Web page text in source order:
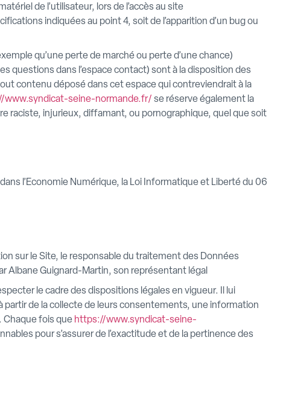
de l’utilisateur, lors de l’accès au site
indiquées au point 4, soit de l’apparition d’un bug ou
qu’une perte de marché ou perte d’une chance)
questions dans l’espace contact) sont à la disposition des
contenu déposé dans cet espace qui contreviendrait à la
www.syndicat-seine-normande.fr/ se réserve également la
raciste, injurieux, diffamant, ou pornographique, quel que soit
l’Economie Numérique, la Loi Informatique et Liberté du 06
sur le Site, le responsable du traitement des Données
Albane Guignard-Martin, son représentant légal
le cadre des dispositions légales en vigueur. Il lui
de la collecte de leurs consentements, une information
Chaque fois que https://www.syndicat-seine-
pour s’assurer de l’exactitude et de la pertinence des